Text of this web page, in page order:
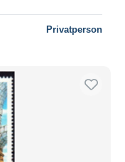
Privatperson